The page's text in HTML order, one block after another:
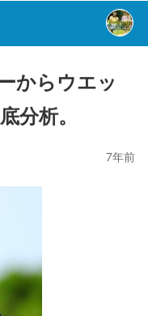
からウエッ
分析。
7年前